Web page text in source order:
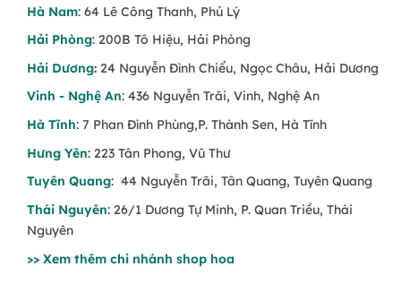
Hà Nam: 64 Lê Công Thanh, Phủ Lý
Hải Phòng: 200B Tô Hiệu, Hải Phòng
Hải Dương: 24 Nguyễn Đình Chiểu, Ngọc Châu, Hải Dương
Vinh - Nghệ An: 436 Nguyễn Trãi, Vinh, Nghệ An
Hà Tĩnh: 7 Phan Đình Phùng,P. Thành Sen, Hà Tĩnh
Hưng Yên: 223 Tân Phong, Vũ Thư
Tuyên Quang: 44 Nguyễn Trãi, Tân Quang, Tuyên Quang
Thái Nguyên: 26/1 Dương Tự Minh, P. Quan Triều, Thái
Nguyên
>> Xem thêm chi nhánh shop hoa